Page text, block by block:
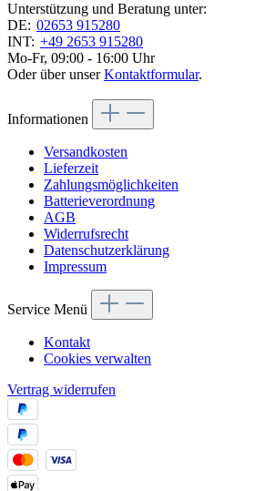
Unterstützung und Beratung unter:
DE: 02653 915280
INT: +49 2653 915280
Mo-Fr, 09:00 - 16:00 Uhr
Oder über unserKontaktformular.
Informationen
Versandkosten
Lieferzeit
Zahlungsmöglichkeiten
Batterieverordnung
AGB
Widerrufsrecht
Datenschutzerklärung
Impressum
Service Menü
Kontakt
Cookies verwalten
Vertrag widerrufen